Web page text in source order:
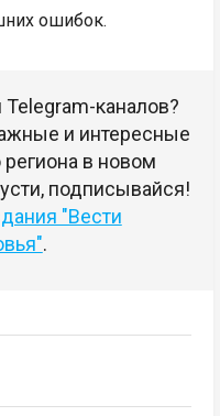
ошибок.
каналов?
и интересные
в новом
подписывайся!
"Вести
.